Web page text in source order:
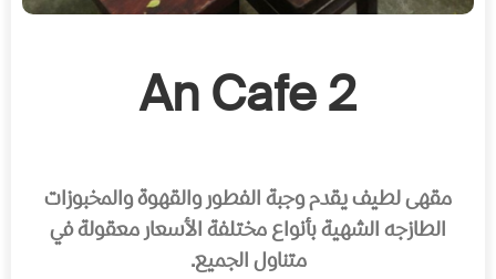
An Cafe 2
مقهى لطيف يقدم وجبة الفطور والقهوة والمخبوزات
الطازجه الشهية بأنواع مختلفة الأسعار معقولة في
متناول الجميع.